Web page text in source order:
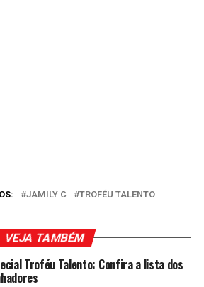
JAMILY C
TROFÉU TALENTO
VEJA TAMBÉM
Troféu Talento: Confira a lista dos